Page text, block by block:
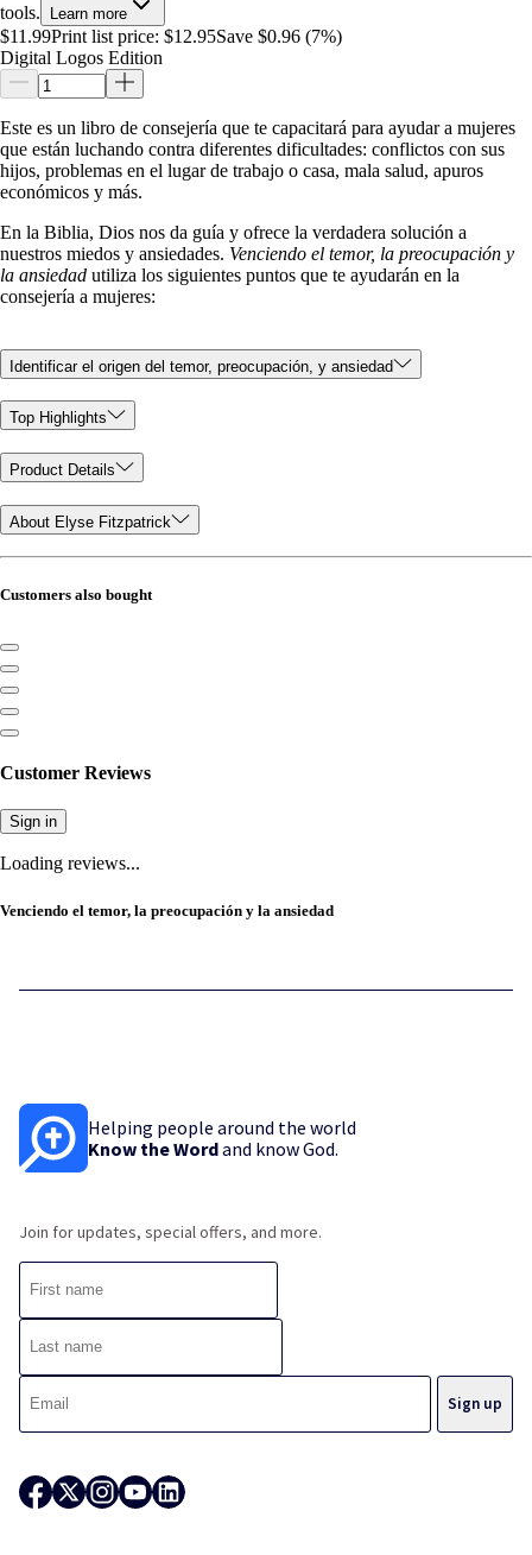
tools.
Learn more
$11.99Print list price: $12.95Save $0.96 (7%)
Digital Logos Edition
Este es un libro de consejería que te capacitará para ayudar a mujeres
que están luchando contra diferentes dificultades: conflictos con sus
hijos, problemas en el lugar de trabajo o casa, mala salud, apuros
económicos y más.
En la Biblia, Dios nos da guía y ofrece la verdadera solución a
nuestros miedos y ansiedades. Venciendo el temor, la preocupación y
la ansiedad utiliza los siguientes puntos que te ayudarán en la
consejería a mujeres:
Identificar el origen del temor, preocupación, y ansiedad
Top Highlights
Product Details
About Elyse Fitzpatrick
Customers also bought
Customer Reviews
Sign in
Loading reviews...
Venciendo el temor, la preocupación y la ansiedad
Helping people around the world
Know the Wordand know God.
Join for updates, special offers, and more.